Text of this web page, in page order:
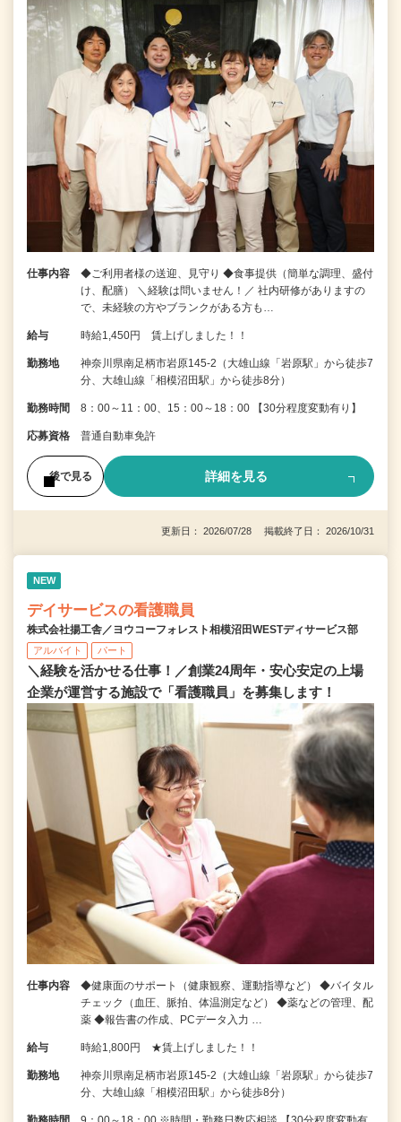
仕事内容
◆ご利用者様の送迎、見守り ◆食事提供（簡単な調理、盛付
け、配膳） ＼経験は問いません！／ 社内研修がありますの
で、未経験の方やブランクがある方も…
給与 時給1,450円 賃上げしました！！
勤務地
神奈川県南足柄市岩原145-2（大雄山線「岩原駅」から徒歩7
分、大雄山線「相模沼田駅」から徒歩8分）
勤務時間 8：00～11：00、15：00～18：00 【30分程度変動有り】
応募資格 普通自動車免許
後で見る 詳細を見る
更新日： 2026/07/28 掲載終了日： 2026/10/31
NEW
デイサービスの看護職員
株式会社揚工舎／ヨウコーフォレスト相模沼田WESTディサービス部
アルバイト パート
＼経験を活かせる仕事！／創業24周年・安心安定の上場
企業が運営する施設で「看護職員」を募集します！
仕事内容
◆健康面のサポート（健康観察、運動指導など） ◆バイタル
チェック（血圧、脈拍、体温測定など） ◆薬などの管理、配
薬 ◆報告書の作成、PCデータ入力 …
給与 時給1,800円 ★賃上げしました！！
勤務地
神奈川県南足柄市岩原145-2（大雄山線「岩原駅」から徒歩7
分、大雄山線「相模沼田駅」から徒歩8分）